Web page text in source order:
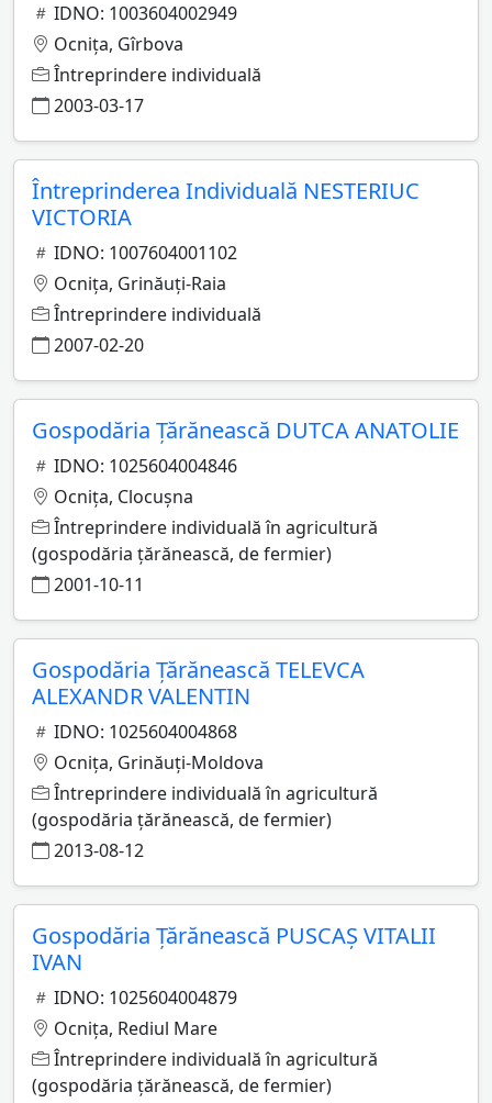
IDNO: 1003604002949
Ocniţa, Gîrbova
Întreprindere individuală
2003-03-17
Întreprinderea Individuală NESTERIUC
VICTORIA
IDNO: 1007604001102
Ocniţa, Grinăuţi-Raia
Întreprindere individuală
2007-02-20
Gospodăria Ţărănească DUTCA ANATOLIE
IDNO: 1025604004846
Ocniţa, Clocuşna
Întreprindere individuală în agricultură
(gospodăria ţărănească, de fermier)
2001-10-11
Gospodăria Ţărănească TELEVCA
ALEXANDR VALENTIN
IDNO: 1025604004868
Ocniţa, Grinăuţi-Moldova
Întreprindere individuală în agricultură
(gospodăria ţărănească, de fermier)
2013-08-12
Gospodăria Ţărănească PUSCAŞ VITALII
IVAN
IDNO: 1025604004879
Ocniţa, Rediul Mare
Întreprindere individuală în agricultură
(gospodăria ţărănească, de fermier)